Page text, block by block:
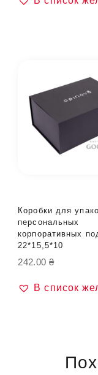
Коробки для
персональных
корпоративных
22*15,5*10
242.00 ₴
В список